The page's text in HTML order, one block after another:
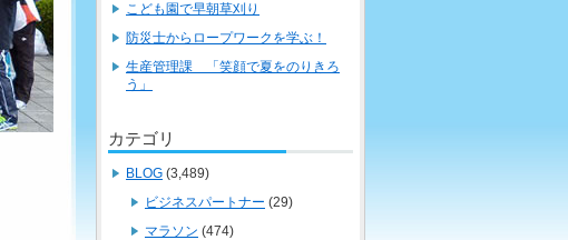
こども園で早朝草刈り
防災士からロープワークを学ぶ！
生産管理課 「笑顔で夏をのりきろ
う」
カテゴリ
BLOG (3,489)
ビジネスパートナー (29)
マラソン (474)